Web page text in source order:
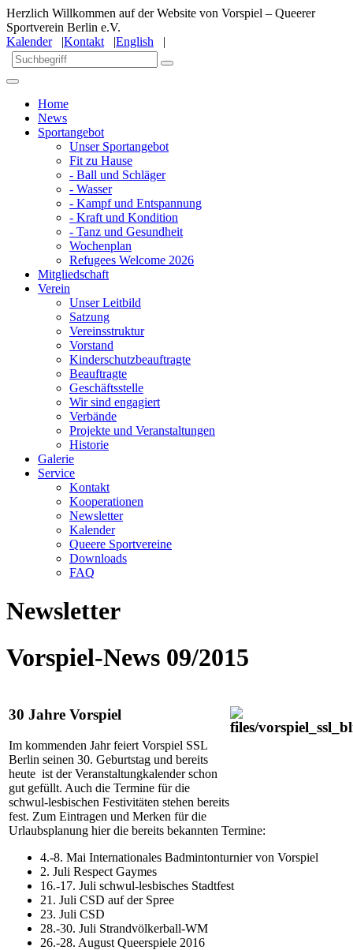
Herzlich Willkommen auf der Website von Vorspiel – Queerer
Sportverein Berlin e.V.
Kalender|Kontakt |English |
Home
News
Sportangebot
Unser Sportangebot
Fit zu Hause
- Ball und Schläger
- Wasser
- Kampf und Entspannung
- Kraft und Kondition
- Tanz und Gesundheit
Wochenplan
Refugees Welcome 2026
Mitgliedschaft
Verein
Unser Leitbild
Satzung
Vereinsstruktur
Vorstand
Kinderschutzbeauftragte
Beauftragte
Geschäftsstelle
Wir sind engagiert
Verbände
Projekte und Veranstaltungen
Historie
Galerie
Service
Kontakt
Kooperationen
Newsletter
Kalender
Queere Sportvereine
Downloads
FAQ
Newsletter
Vorspiel-News 09/2015
30 Jahre Vorspiel
Im kommenden Jahr feiert Vorspiel SSL
Berlin seinen 30. Geburtstag und bereits
heute ist der Veranstaltungkalender schon
gut gefüllt. Auch die Termine für die
schwul-lesbischen Festivitäten stehen bereits
fest. Zum Eintragen und Merken für die
Urlaubsplanung hier die bereits bekannten Termine:
4.-8. Mai Internationales Badmintonturnier von Vorspiel
2. Juli Respect Gaymes
16.-17. Juli schwul-lesbisches Stadtfest
21. Juli CSD auf der Spree
23. Juli CSD
28.-30. Juli Strandvölkerball-WM
26.-28. August Queerspiele 2016